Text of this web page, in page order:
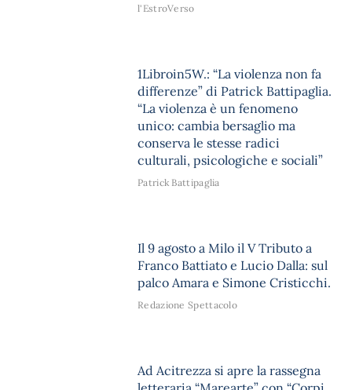
l'EstroVerso
1Libroin5W.: “La violenza non fa
differenze” di Patrick Battipaglia.
“La violenza è un fenomeno
unico: cambia bersaglio ma
conserva le stesse radici
culturali, psicologiche e sociali”
Patrick Battipaglia
Il 9 agosto a Milo il V Tributo a
Franco Battiato e Lucio Dalla: sul
palco Amara e Simone Cristicchi.
Redazione Spettacolo
Ad Acitrezza si apre la rassegna